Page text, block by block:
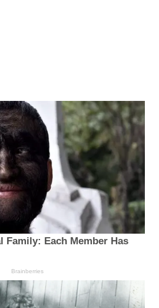
Family: Each Member Has
Brainberries